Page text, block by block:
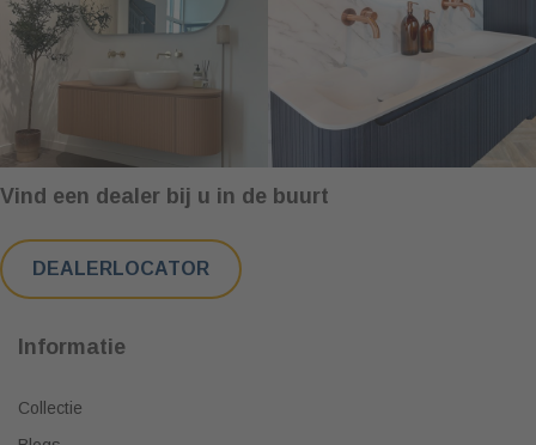
Vind een dealer bij u in de buurt
DEALERLOCATOR
Informatie
Collectie